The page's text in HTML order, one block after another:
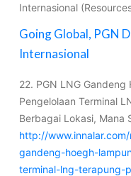
Internasional
Going Global, PGN
Internasional
22. PGN LNG
Pengelolaan Terminal
Berbagai Lokasi, Mana
http://
gandeng-hoegh-
terminal-lng-terapung-